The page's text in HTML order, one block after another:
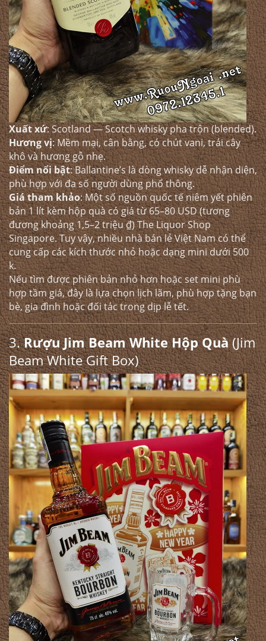
Xuất xứ: Scotland — Scotch whisky pha trộn (blended).
Hương vị: Mềm mại, cân bằng, có chút vani, trái cây
khô và hương gỗ nhẹ.
Điểm nổi bật: Ballantine’s là dòng whisky dễ nhận diện,
phù hợp với đa số người dùng phổ thông.
Giá tham khảo: Một số nguồn quốc tế niêm yết phiên
bản 1 lít kèm hộp quà có giá từ 65–80 USD (tương
đương khoảng 1,5–2 triệu ₫) The Liquor Shop
Singapore. Tuy vậy, nhiều nhà bán lẻ Việt Nam có thể
cung cấp các kích thước nhỏ hoặc dạng mini dưới 500
k.
Nếu tìm được phiên bản nhỏ hơn hoặc set mini phù
hợp tầm giá, đây là lựa chọn lịch lãm, phù hợp tặng bạn
bè, gia đình hoặc đối tác trong dịp lễ tết.
3.Rượu Jim Beam White Hộp Quà(Jim
Beam White Gift Box)